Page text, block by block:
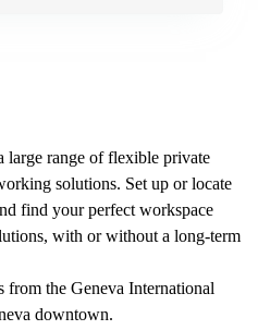
large range of flexible private
solutions. Set up or locate
find your perfect workspace
with or without a long-term
from the Geneva International
downtown.